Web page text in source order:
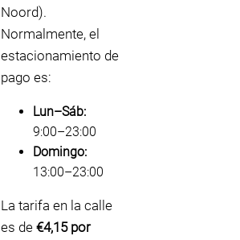
Noord).
Normalmente, el
estacionamiento de
pago es:
Lun–Sáb:
9:00–23:00
Domingo:
13:00–23:00
La tarifa en la calle
es de €4,15 por